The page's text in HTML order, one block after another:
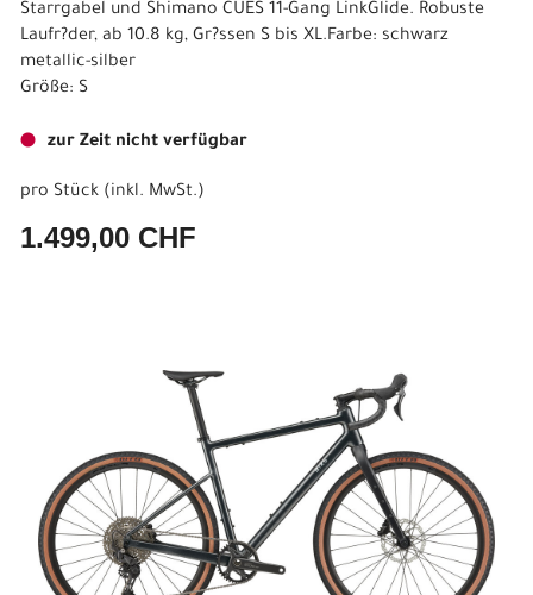
Starrgabel und Shimano CUES 11-Gang LinkGlide. Robuste
Laufr?der, ab 10.8 kg, Gr?ssen S bis XL.Farbe: schwarz
metallic-silber
Größe: S
zur Zeit nicht verfügbar
pro Stück (inkl. MwSt.)
1.499,00 CHF